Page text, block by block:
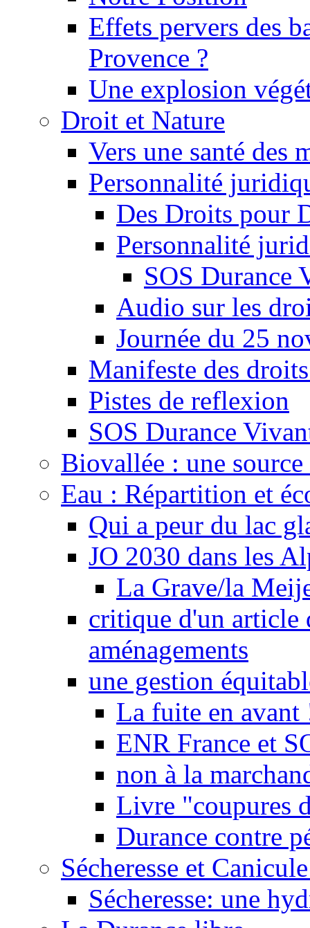
Effets pervers des
Provence ?
Une explosion
Droit et Nature
Vers une santé des
Personnalité
Des Droits pour
Personnalité
SOS Durance
Audio sur les
Journée du 25
Manifeste des
Pistes de reflexion
SOS Durance
Biovallée : une
Eau : Répartition et
Qui a peur du lac
JO 2030 dans les
La Grave/la
critique d'un article
aménagements
une gestion
La fuite en avant
ENR France et
non à la
Livre "coupures
Durance contre
Sécheresse et
Sécheresse: une